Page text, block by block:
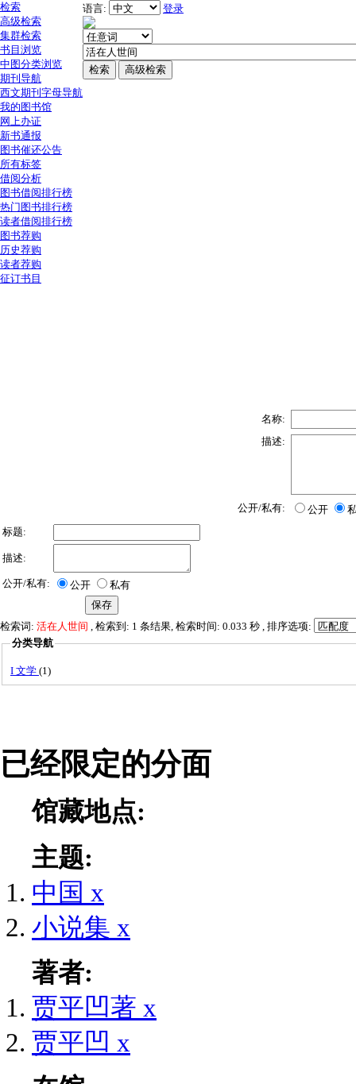
检索
高级检索
集群检索
书目浏览
中图分类浏览
期刊导航
西文期刊字母导航
我的图书馆
网上办证
新书通报
图书催还公告
所有标签
借阅分析
图书借阅排行榜
热门图书排行榜
读者借阅排行榜
图书荐购
历史荐购
读者荐购
征订书目
语言: 登录
名称:
描述:
公开/私有: 公开
标题:
描述:
公开/私有: 公开 私有
检索词: 活在人世间 , 检索到: 1 条结果, 检索时间: 0.033 秒 , 排序选项:
分类导航
I 文学 (1)
已经限定的分面
馆藏地点:
主题:
中国 x
小说集 x
著者:
贾平凹著 x
贾平凹 x